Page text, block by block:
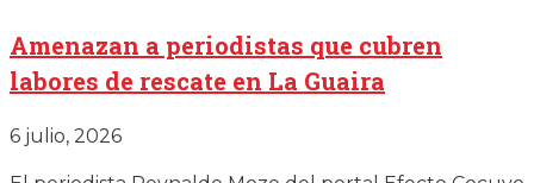
Amenazan a periodistas que cubren
labores de rescate en La Guaira
6 julio, 2026